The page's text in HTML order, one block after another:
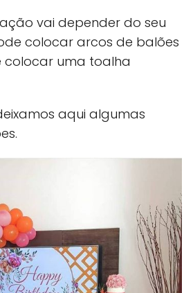
vai depender do seu
colocar arcos de balões
colocar uma toalha
aqui algumas